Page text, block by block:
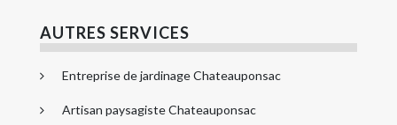
AUTRES SERVICES
Entreprise de jardinage Chateauponsac
Artisan paysagiste Chateauponsac